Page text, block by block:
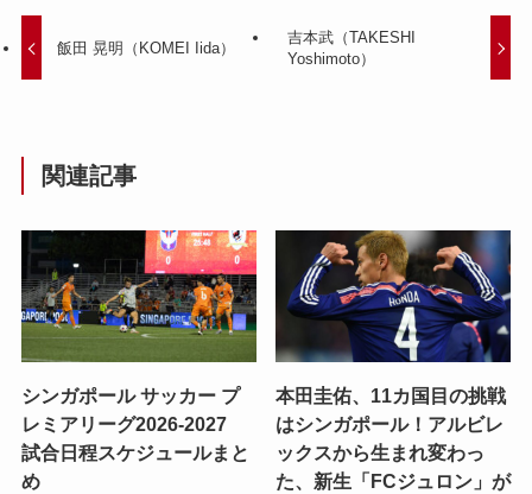
飯田 晃明（KOMEI Iida）
吉本武（TAKESHI
Yoshimoto）
関連記事
シンガポール サッカー プ
レミアリーグ2026-2027
試合日程スケジュールまと
め
本田圭佑、11カ国目の挑戦
はシンガポール！アルビレ
ックスから生まれ変わっ
た、新生「FCジュロン」が